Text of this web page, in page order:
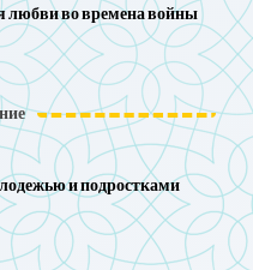
во времена войны
и подростками